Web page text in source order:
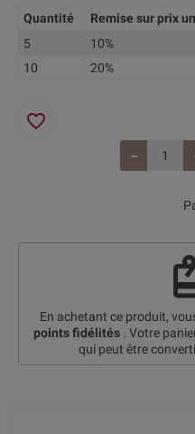
Quantité Remise sur prix
5
10%
10
20%
favorite_border
En achetant ce produit,
points fidélités . Votre
qui peut être